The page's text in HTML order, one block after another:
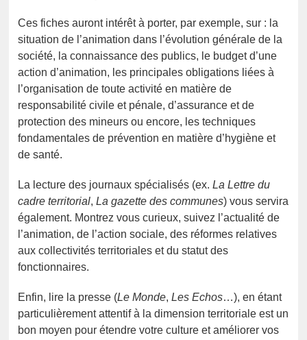
Ces fiches auront intérêt à porter, par exemple, sur : la
situation de l’animation dans l’évolution générale de la
société, la connaissance des publics, le budget d’une
action d’animation, les principales obligations liées à
l’organisation de toute activité en matière de
responsabilité civile et pénale, d’assurance et de
protection des mineurs ou encore, les techniques
fondamentales de prévention en matière d’hygiène et
de santé.
La lecture des journaux spécialisés (ex.La Lettre du
cadre territorial,La gazette des communes) vous servira
également. Montrez vous curieux, suivez l’actualité de
l’animation, de l’action sociale, des réformes relatives
aux collectivités territoriales et du statut des
fonctionnaires.
Enfin, lire la presse (Le Monde,Les Echos…), en étant
particulièrement attentif à la dimension territoriale est un
bon moyen pour étendre votre culture et améliorer vos